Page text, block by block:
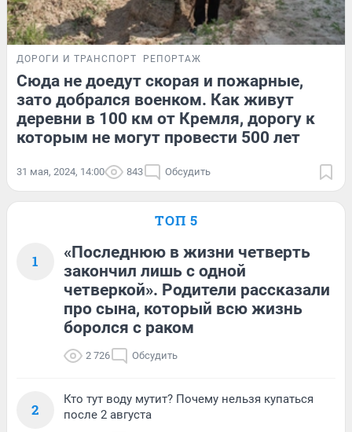
ДОРОГИ И ТРАНСПОРТ РЕПОРТАЖ
Сюда не доедут скорая и пожарные,
зато добрался военком. Как живут
деревни в 100 км от Кремля, дорогу к
которым не могут провести 500 лет
31 мая, 2024, 14:00 843 Обсудить
ТОП 5
1
«Последнюю в жизни четверть
закончил лишь с одной
четверкой». Родители рассказали
про сына, который всю жизнь
боролся с раком
2 726 Обсудить
2
Кто тут воду мутит? Почему нельзя купаться
после 2 августа